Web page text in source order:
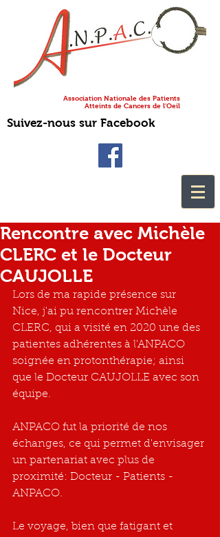
Association Nationale des Patients
Atteints de Cancers de l'Oeil
Suivez-nous sur Facebook
Rencontre avec Michèle
CLERC et le Docteur
CAUJOLLE
Lors de ma rapide présence sur
Nice, j'ai pu rencontrer Michèle
CLERC, qui a visité en 2020 une des
patientes adhérentes à l'ANPACO
soignée en protonthérapie; ainsi
que le Docteur CAUJOLLE avec son
équipe.
ANPACO fut la priorité de nos
échanges, ce qui permet d'envisager
un partenariat avec plus de
proximité: Docteur - Patients -
ANPACO.
Le voyage, bien que fatigant et